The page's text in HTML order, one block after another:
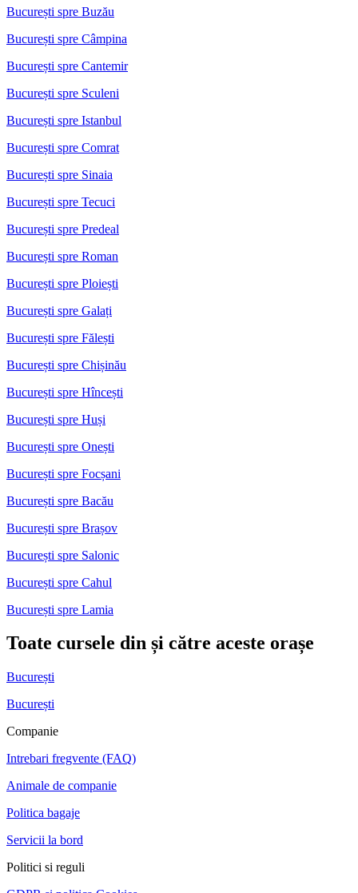
București spre Buzău
București spre Câmpina
București spre Cantemir
București spre Sculeni
București spre Istanbul
București spre Comrat
București spre Sinaia
București spre Tecuci
București spre Predeal
București spre Roman
București spre Ploiești
București spre Galați
București spre Fălești
București spre Chișinău
București spre Hîncești
București spre Huși
București spre Onești
București spre Focșani
București spre Bacău
București spre Brașov
București spre Salonic
București spre Cahul
București spre Lamia
Toate cursele din și către aceste orașe
București
București
Companie
Intrebari fregvente (FAQ)
Animale de companie
Politica bagaje
Servicii la bord
Politici si reguli